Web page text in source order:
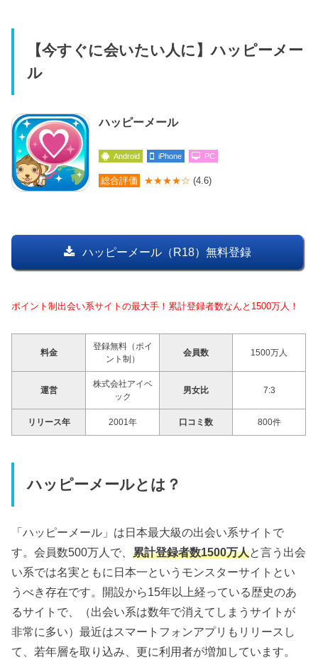
【今すぐに会いたい人に】ハッピーメー
ル
ハッピーメール
Android iPhone PC
総合評価 ★★★★☆ (4.6)
ハッピーメール（R18）無料登録
ポイント制出会い系サイトの最大手！累計登録者数なんと1500万人！
料金
登録無料（ポイ
ント制）
会員数 1500万人
運営
株式会社アイベ
ック
男女比 7:3
リリース年 2001年 口コミ数 800件
ハッピーメールとは？
「ハッピーメール」は日本最大級の出会い系サイトで
す。会員数500万人で、累計登録者数1500万人と言う出会
い系では名実ともに日本一というモンスターサイトとい
うべき存在です。開設から15年以上経っている歴史のあ
るサイトで、（出会い系は数年で消えてしまうサイトが
非常に多い）最近はスマートフォンアプリもリリースし
て、若年層を取り込み、更に利用者が増加しています。